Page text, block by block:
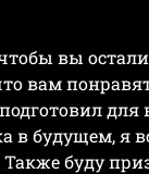
вы
вам
для
в будущем, я
буду